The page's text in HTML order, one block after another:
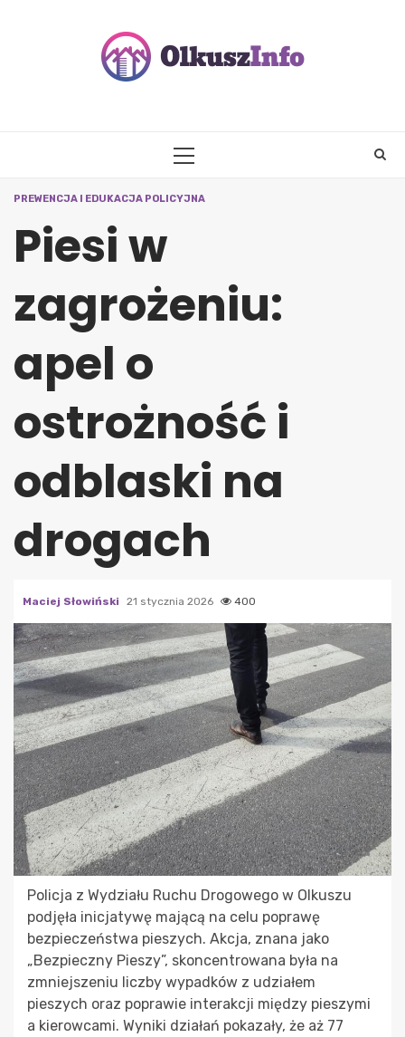
PRIMARY
PREWENCJA I EDUKACJA POLICYJNA
Piesi w
zagrożeniu:
apel o
ostrożność i
odblaski na
drogach
Maciej Słowiński 21 stycznia 2026 400
Policja z Wydziału Ruchu Drogowego w Olkuszu
podjęła inicjatywę mającą na celu poprawę
bezpieczeństwa pieszych. Akcja, znana jako
„Bezpieczny Pieszy”, skoncentrowana była na
zmniejszeniu liczby wypadków z udziałem
pieszych oraz poprawie interakcji między pieszymi
a kierowcami. Wyniki działań pokazały, że aż 77